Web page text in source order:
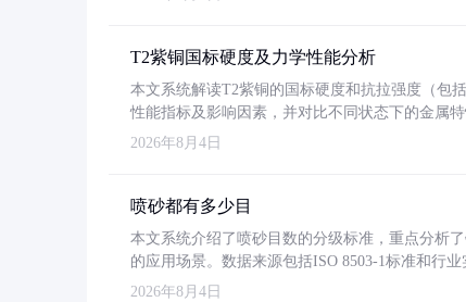
T2紫铜国标硬度及力学性能分析
本文系统解读T2紫铜的国标硬度和抗拉强度（包
性能指标及影响因素，并对比不同状态下的金属
2026年8月4日
喷砂都有多少目
本文系统介绍了喷砂目数的分级标准，重点分析
的应用场景。数据来源包括ISO 8503-1标准和行
2026年8月4日